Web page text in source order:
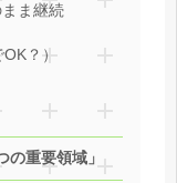
ま継続
？）
重要領域」